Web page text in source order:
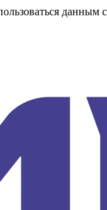
данным